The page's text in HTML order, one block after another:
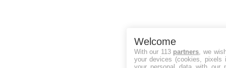
Welcome
With our 113 partners, we
your devices (cookies, pixels